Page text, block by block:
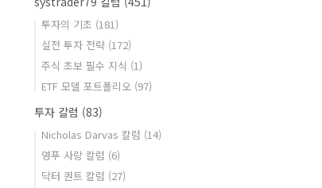
투자의 기초 (181)
실전 투자 전략 (172)
주식 초보 필수 지식 (1)
ETF 모델 포트폴리오 (97)
투자 칼럼 (83)
Nicholas Darvas 칼럼 (14)
영푸 사랑 칼럼 (6)
닥터 퀀트 칼럼 (27)